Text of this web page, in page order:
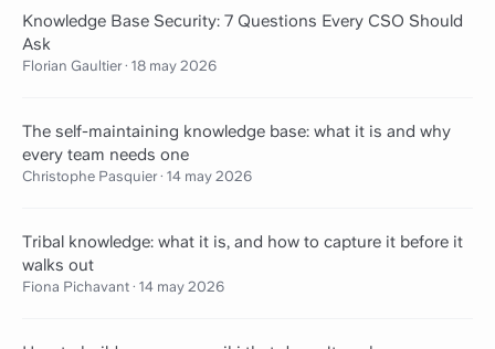
Knowledge Base Security: 7 Questions Every CSO Should
Ask
Florian Gaultier · 18 may 2026
The self-maintaining knowledge base: what it is and why
every team needs one
Christophe Pasquier · 14 may 2026
Tribal knowledge: what it is, and how to capture it before it
walks out
Fiona Pichavant · 14 may 2026